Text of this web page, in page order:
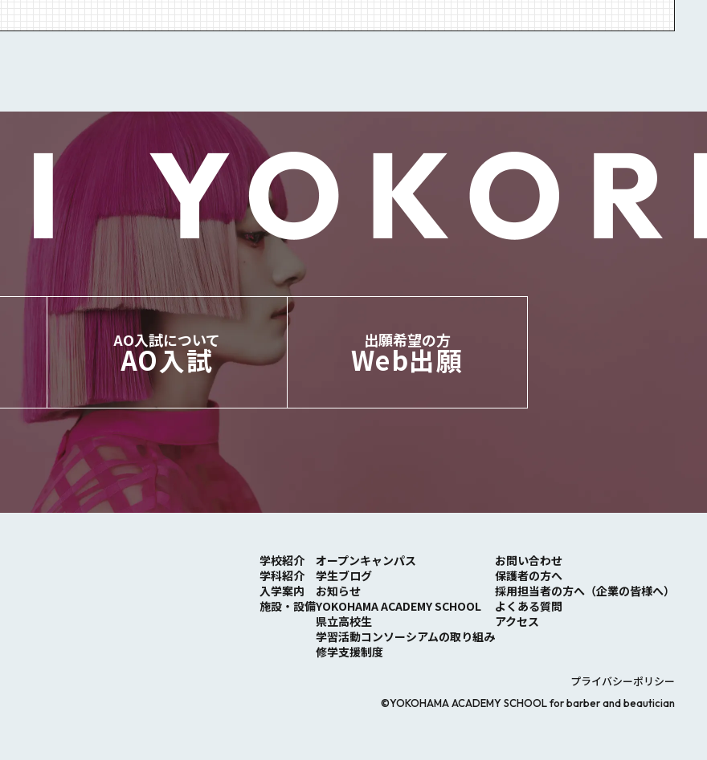
AO⼊試について
AO⼊試
出願希望の⽅
Web出願
学校紹介
学科紹介
⼊学案内
施設・設備
オープンキャンパス
学⽣ブログ
お知らせ
YOKOHAMA ACADEMY SCHOOL
県立高校生
学習活動コンソーシアムの取り組み
修学支援制度
お問い合わせ
保護者の⽅へ
採⽤担当者の⽅へ（企業の皆様へ）
よくある質問
アクセス
プライバシーポリシー
©YOKOHAMA ACADEMY SCHOOL for barber and beautician